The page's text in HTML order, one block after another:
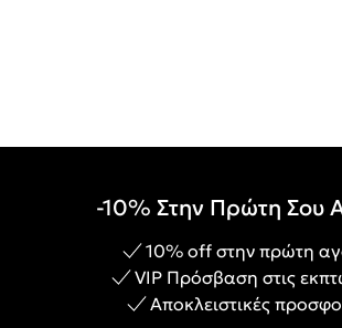
-10% Στην Πρώτη Σου
10% off στην πρώτη
VIP Πρόσβαση στις
Αποκλειστικές